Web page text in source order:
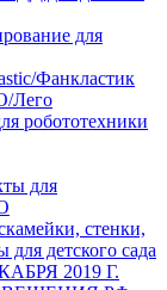
для
Фанкластик
Лего
робототехники
для
стенки,
детского сада
2019 Г.